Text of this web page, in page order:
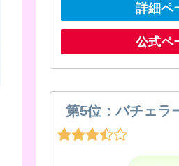
詳細ペ
公式ペ
第5位：バチェラ